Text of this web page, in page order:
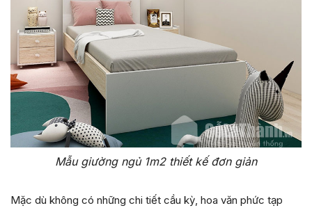
Mẫu giường ngủ 1m2 thiết kế đơn giản
Mặc dù không có những chi tiết cầu kỳ, hoa văn phức tạp